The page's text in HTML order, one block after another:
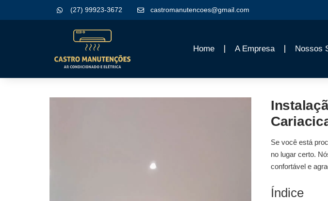
(27) 99923-3672 castromanutencoes@gmail.com
Home A Empresa Nossos
Se você está
no lugar certo.
confortável e
Índice